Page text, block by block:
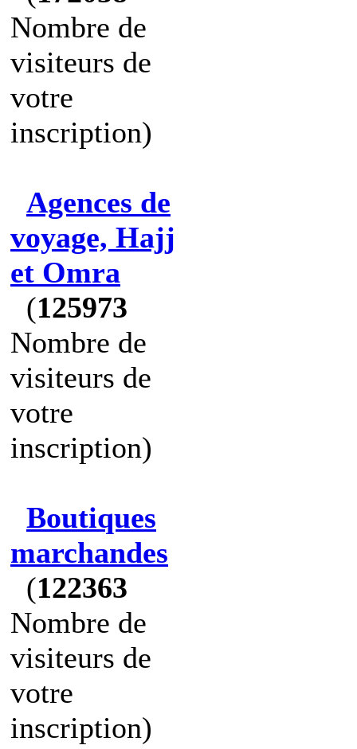
Nombre de
visiteurs de
votre
inscription)
Agences de
voyage, Hajj
et Omra
(125973
Nombre de
visiteurs de
votre
inscription)
Boutiques
marchandes
(122363
Nombre de
visiteurs de
votre
inscription)